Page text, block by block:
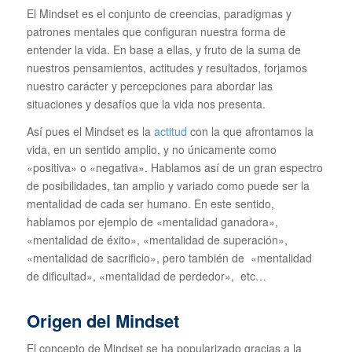
El Mindset es el conjunto de creencias, paradigmas y
patrones mentales que configuran nuestra forma de
entender la vida. En base a ellas, y fruto de la suma de
nuestros pensamientos, actitudes y resultados, forjamos
nuestro carácter y percepciones para abordar las
situaciones y desafíos que la vida nos presenta.
Así pues el Mindset es la actitud con la que afrontamos la
vida, en un sentido amplio, y no únicamente como
«positiva» o «negativa». Hablamos así de un gran espectro
de posibilidades, tan amplio y variado como puede ser la
mentalidad de cada ser humano. En este sentido,
hablamos por ejemplo de «mentalidad ganadora»,
«mentalidad de éxito», «mentalidad de superación»,
«mentalidad de sacrificio», pero también de «mentalidad
de dificultad», «mentalidad de perdedor», etc…
Origen del Mindset
El concepto de Mindset se ha popularizado gracias a la